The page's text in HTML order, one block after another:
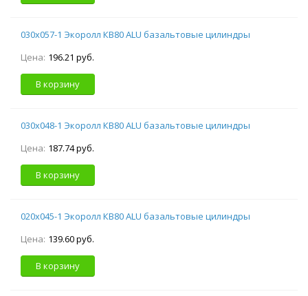
030х057-1 Экоролл КВ80 ALU базальтовые цилиндры
Цена: 196.21 руб.
В корзину
030х048-1 Экоролл КВ80 ALU базальтовые цилиндры
Цена: 187.74 руб.
В корзину
020х045-1 Экоролл КВ80 ALU базальтовые цилиндры
Цена: 139.60 руб.
В корзину